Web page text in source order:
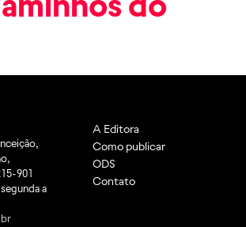
901
a
A Editora
Como publicar
ODS
Contato